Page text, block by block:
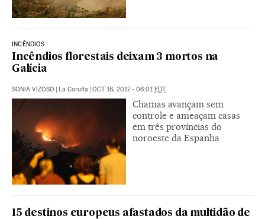
INCÊNDIOS
Incêndios florestais deixam 3 mortos na
Galícia
SONIA VIZOSO | La Coruña | OCT 16, 2017 - 06:01 EDT
Chamas avançam sem
controle e ameaçam casas
em três províncias do
noroeste da Espanha
15 destinos europeus afastados da multidão de